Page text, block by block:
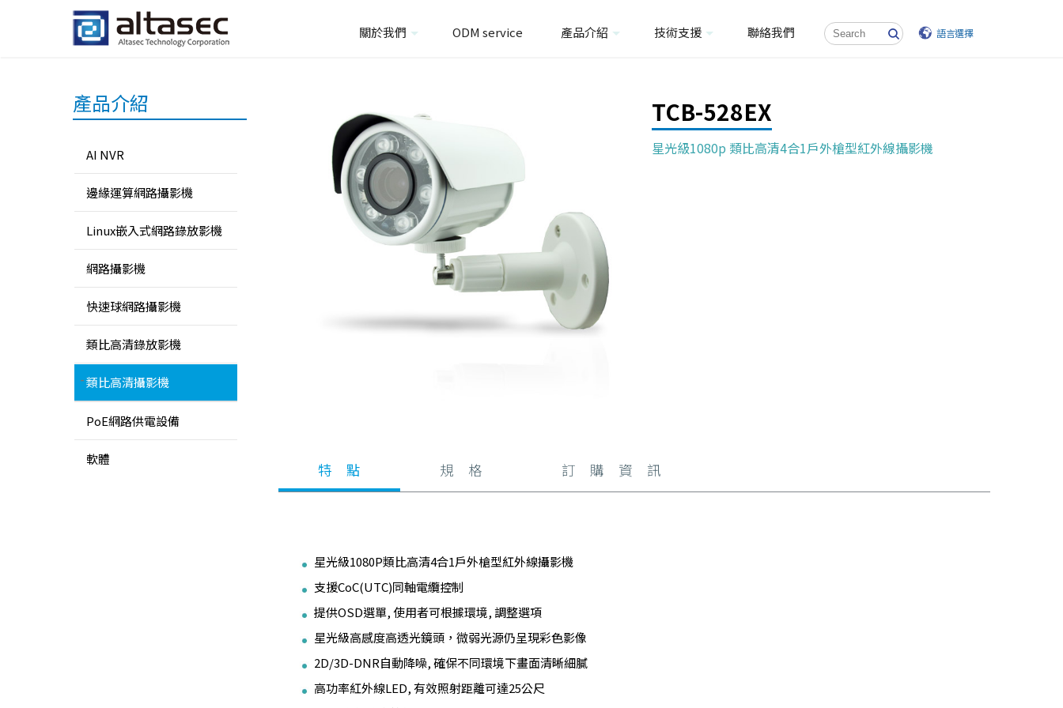
關於我們 ODM service 產品介紹 技術支援 聯絡我們 語言選擇
TCB-528EX
星光級1080p 類比高清4合1戶外槍型紅外線攝影機
特 點 規 格 訂 購 資 訊
星光級1080P類比高清4合1戶外槍型紅外線攝影機
支援CoC(UTC)同軸電纜控制
提供OSD選單, 使用者可根據環境, 調整選項
星光級高感度高透光鏡頭，微弱光源仍呈現彩色影像
2D/3D-DNR自動降噪, 確保不同環境下畫面清晰細膩
高功率紅外線LED, 有效照射距離可達25公尺
產品介紹
AI NVR
邊緣運算網路攝影機
Linux嵌入式網路錄放影機
網路攝影機
快速球網路攝影機
類比高清錄放影機
類比高清攝影機
PoE網路供電設備
軟體